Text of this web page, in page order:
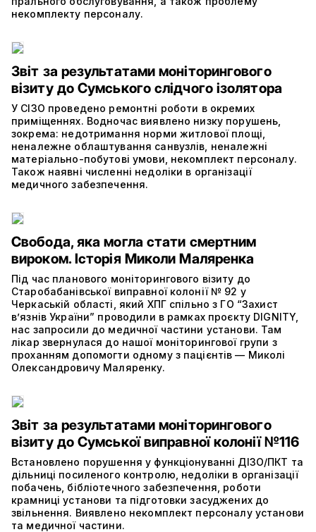
некомплекту персоналу.
Звіт за результатами моніторингового
візиту до Сумського слідчого ізолятора
У СІЗО проведено ремонтні роботи в окремих
приміщеннях. Водночас виявлено низку порушень,
зокрема: недотримання норми житлової площі,
неналежне облаштування санвузлів, неналежні
матеріально-побутові умови, некомплект персоналу.
Також наявні численні недоліки в організації
медичного забезпечення.
Свобода, яка могла стати смертним
вироком. Історія Миколи Маляренка
Під час планового моніторингового візиту до
Старобабанівської виправної колонії № 92 у
Черкаській області, який ХПГ спільно з ГО “Захист
в’язнів України” проводили в рамках проєкту DIGNITY,
нас запросили до медичної частини установи. Там
лікар звернулася до нашої моніторингової групи з
проханням допомогти одному з пацієнтів — Миколі
Олександровичу Маляренку.
Звіт за результатами моніторингового
візиту до Сумської виправної колонії №116
Встановлено порушення у функціонуванні ДІЗО/ПКТ та
дільниці посиленого контролю, недоліки в організації
побачень, бібліотечного забезпечення, роботи
крамниці установи та підготовки засуджених до
звільнення. Виявлено некомплект персоналу установи
та медичної частини.